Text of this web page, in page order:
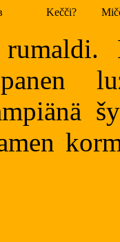
Kečči?